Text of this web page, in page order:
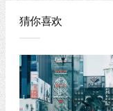
猜你喜欢